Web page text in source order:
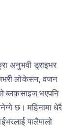
अनुभवी ड्राइभर
लोकेसन, वजन
ब्लकसाइज भएपनि
छ। महिनामा धेरै
पालैपालो